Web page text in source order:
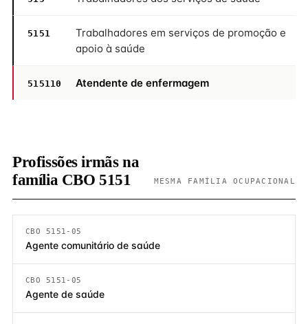
5151
Trabalhadores em serviços de promoção e
apoio à saúde
515110 Atendente de enfermagem
Profissões irmãs na
família CBO 5151
MESMA FAMÍLIA OCUPACIONAL
CBO 5151-05
Agente comunitário de saúde
CBO 5151-05
Agente de saúde